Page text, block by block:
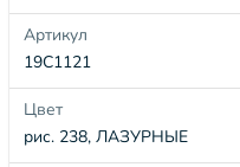
Артикул
19С1121
Цвет
рис. 238, ЛАЗУРНЫЕ